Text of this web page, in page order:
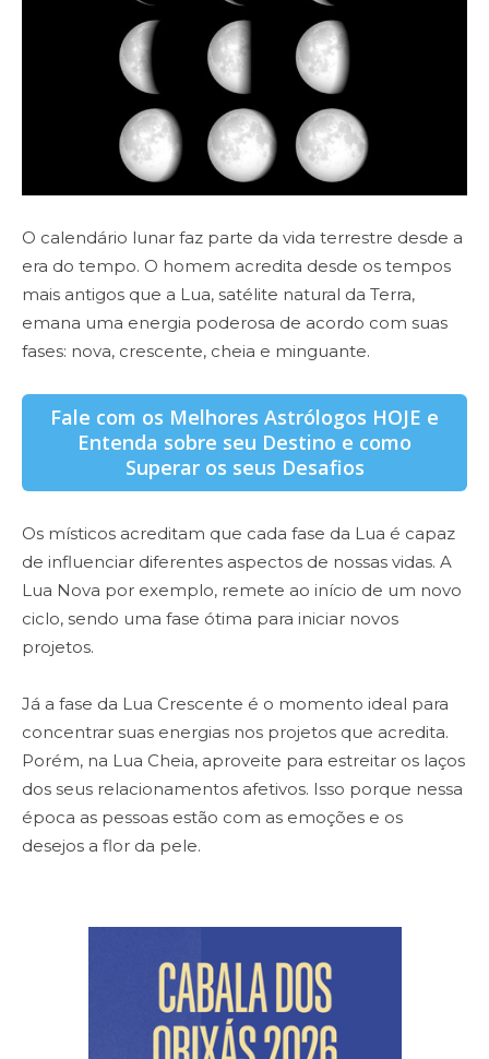
O calendário lunar faz parte da vida terrestre desde a
era do tempo. O homem acredita desde os tempos
mais antigos que a Lua, satélite natural da Terra,
emana uma energia poderosa de acordo com suas
fases: nova, crescente, cheia e minguante.
Fale com os Melhores Astrólogos HOJE e
Entenda sobre seu Destino e como
Superar os seus Desafios
Os místicos acreditam que cada fase da Lua é capaz
de influenciar diferentes aspectos de nossas vidas. A
Lua Nova por exemplo, remete ao início de um novo
ciclo, sendo uma fase ótima para iniciar novos
projetos.
Já a fase da Lua Crescente é o momento ideal para
concentrar suas energias nos projetos que acredita.
Porém, na Lua Cheia, aproveite para estreitar os laços
dos seus relacionamentos afetivos. Isso porque nessa
época as pessoas estão com as emoções e os
desejos a flor da pele.